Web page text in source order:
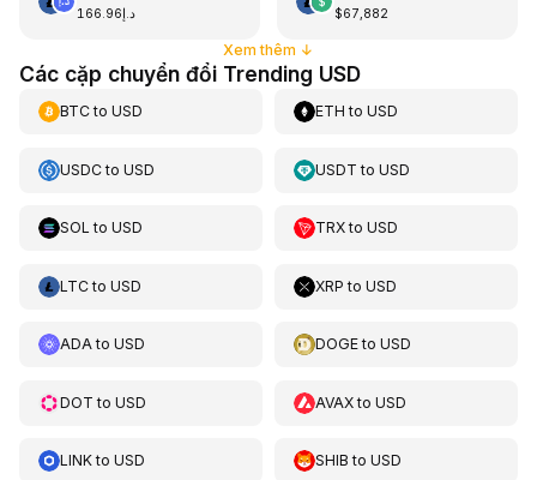
د.إ166.96 $67,882
Xem thêm ↓
Các cặp chuyển đổi Trending USD
BTCto USD ETH toUSD
USDCto USD USDT toUSD
SOL to USD TRXtoUSD
LTCto USD XRP toUSD
ADAto USD DOGEtoUSD
DOT to USD AVAXtoUSD
LINKto USD SHIB toUSD